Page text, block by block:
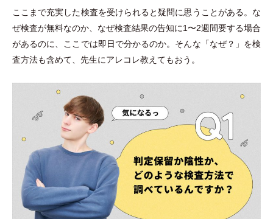
ここまで充実した検査を受けられると疑問に思うことがある。な
ぜ検査が無料なのか、なぜ検査結果の告知に1〜2週間要する場合
があるのに、ここでは即日で分かるのか。そんな 「なぜ？ 」 を検
査方法も含めて、先生にアレコレ教えてもおう。